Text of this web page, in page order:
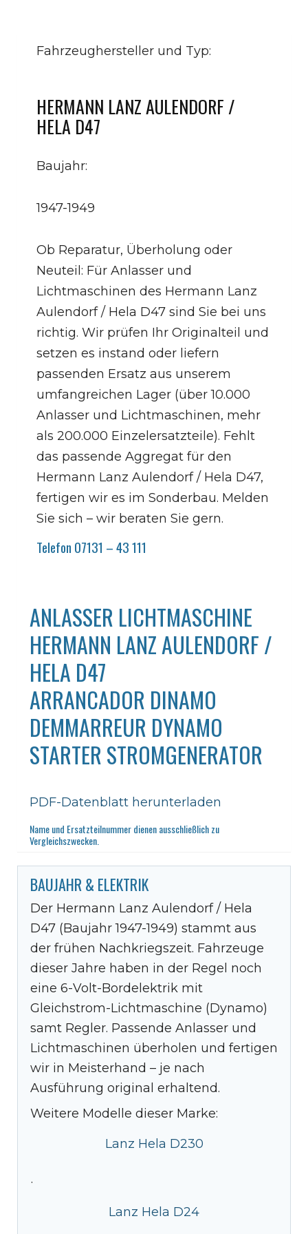
Fahrzeughersteller und Typ:
HERMANN LANZ AULENDORF /
HELA D47
Baujahr:
1947-1949
Ob Reparatur, Überholung oder
Neuteil: Für Anlasser und
Lichtmaschinen des Hermann Lanz
Aulendorf / Hela D47 sind Sie bei uns
richtig. Wir prüfen Ihr Originalteil und
setzen es instand oder liefern
passenden Ersatz aus unserem
umfangreichen Lager (über 10.000
Anlasser und Lichtmaschinen, mehr
als 200.000 Einzelersatzteile). Fehlt
das passende Aggregat für den
Hermann Lanz Aulendorf / Hela D47,
fertigen wir es im Sonderbau. Melden
Sie sich – wir beraten Sie gern.
Telefon 07131 – 43 111
ANLASSER LICHTMASCHINE
HERMANN LANZ AULENDORF /
HELA D47
ARRANCADOR DINAMO
DEMMARREUR DYNAMO
STARTER STROMGENERATOR
PDF-Datenblatt herunterladen
Name und Ersatzteilnummer dienen ausschließlich zu
Vergleichszwecken.
BAUJAHR & ELEKTRIK
Der Hermann Lanz Aulendorf / Hela
D47 (Baujahr 1947-1949) stammt aus
der frühen Nachkriegszeit. Fahrzeuge
dieser Jahre haben in der Regel noch
eine 6-Volt-Bordelektrik mit
Gleichstrom-Lichtmaschine (Dynamo)
samt Regler. Passende Anlasser und
Lichtmaschinen überholen und fertigen
wir in Meisterhand – je nach
Ausführung original erhaltend.
Weitere Modelle dieser Marke:
Lanz Hela D230
·
Lanz Hela D24